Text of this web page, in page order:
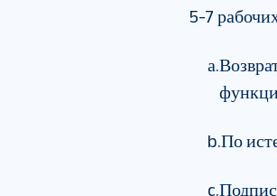
5-7
а.
b.По
c.